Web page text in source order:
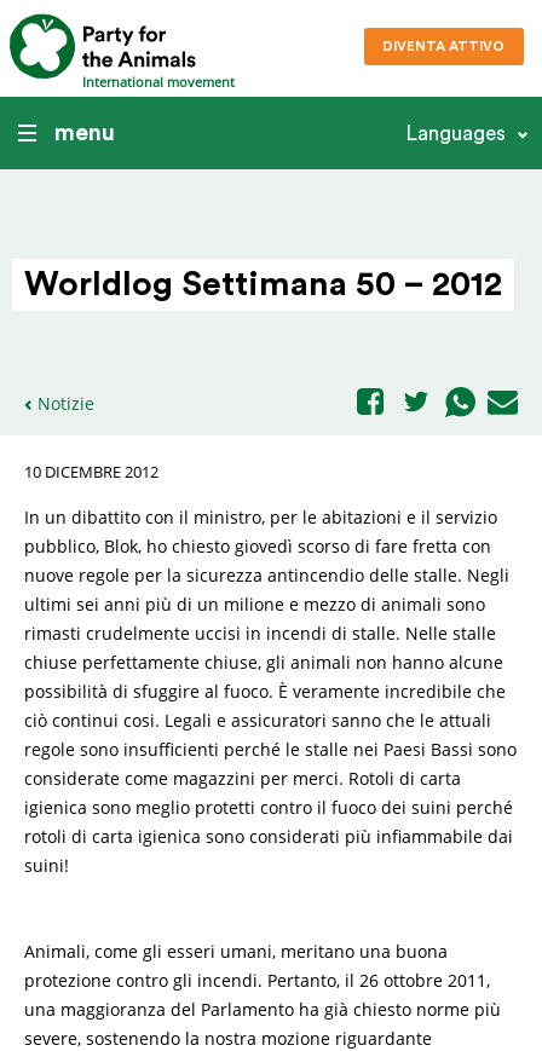
International movement
DIVENTA ATTIVO
menu Languages
Worldlog Settimana 50 – 2012
Notizie
10 DICEMBRE 2012
In un dibattito con il ministro, per le abitazioni e il servizio
pubblico, Blok, ho chiesto giovedì scorso di fare fretta con
nuove regole per la sicurezza antincendio delle stalle. Negli
ultimi sei anni più di un milione e mezzo di animali sono
rimasti crudelmente uccisi in incendi di stalle. Nelle stalle
chiuse perfettamente chiuse, gli animali non hanno alcune
possibilità di sfuggire al fuoco. È veramente incredibile che
ciò continui cosi. Legali e assicuratori sanno che le attuali
regole sono insufficienti perché le stalle nei Paesi Bassi sono
considerate come magazzini per merci. Rotoli di carta
igienica sono meglio protetti contro il fuoco dei suini perché
rotoli di carta igienica sono considerati più infiammabile dai
suini!
Animali, come gli esseri umani, meritano una buona
protezione contro gli incendi. Pertanto, il 26 ottobre 2011,
una maggioranza del Parlamento ha già chiesto norme più
severe, sostenendo la nostra mozione riguardante